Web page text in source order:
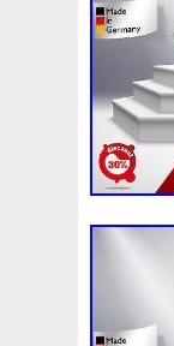
325i